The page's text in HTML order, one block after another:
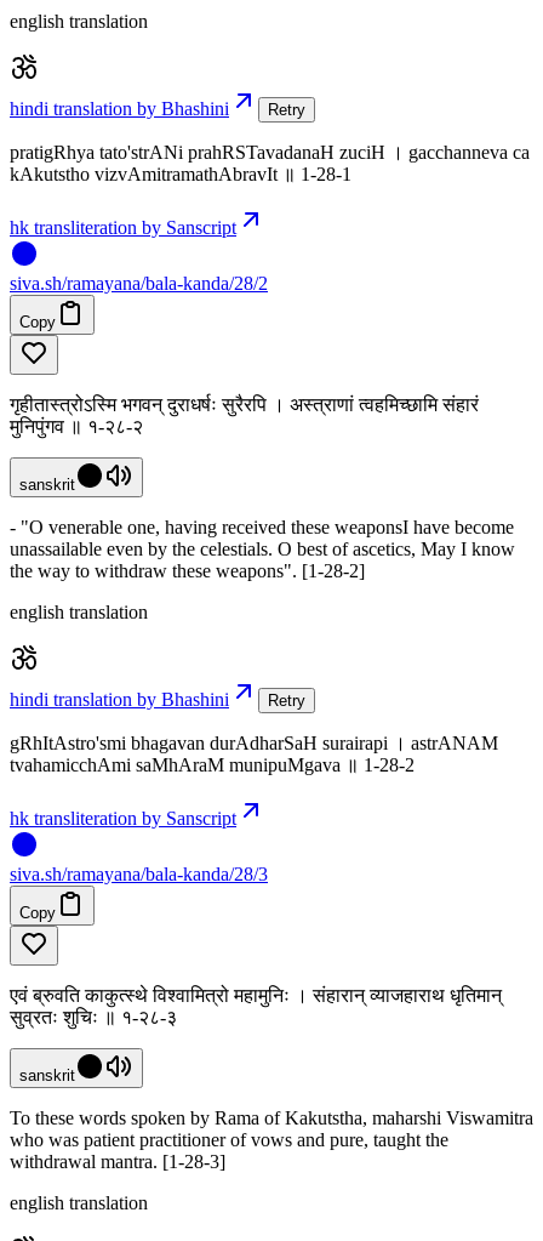
english translation
hindi translation by Bhashini Retry
pratigRhya tato'strANi prahRSTavadanaH zuciH । gacchanneva ca
kAkutstho vizvAmitramathAbravIt ॥ 1-28-1
hk transliteration by Sanscript
siva.sh/ramayana/bala-kanda/28/2
Copy
गृहीतास्त्रोऽस्मि भगवन् दुराधर्षः सुरैरपि । अस्त्राणां त्वहमिच्छामि संहारं
मुनिपुंगव ॥ १-२८-२
sanskrit
- "O venerable one, having received these weaponsI have become
unassailable even by the celestials. O best of ascetics, May I know
the way to withdraw these weapons". [1-28-2]
english translation
hindi translation by Bhashini Retry
gRhItAstro'smi bhagavan durAdharSaH surairapi । astrANAM
tvahamicchAmi saMhAraM munipuMgava ॥ 1-28-2
hk transliteration by Sanscript
siva.sh/ramayana/bala-kanda/28/3
Copy
एवं ब्रुवति काकुत्स्थे विश्वामित्रो महामुनिः । संहारान् व्याजहाराथ धृतिमान्
सुव्रतः शुचिः ॥ १-२८-३
sanskrit
To these words spoken by Rama of Kakutstha, maharshi Viswamitra
who was patient practitioner of vows and pure, taught the
withdrawal mantra. [1-28-3]
english translation